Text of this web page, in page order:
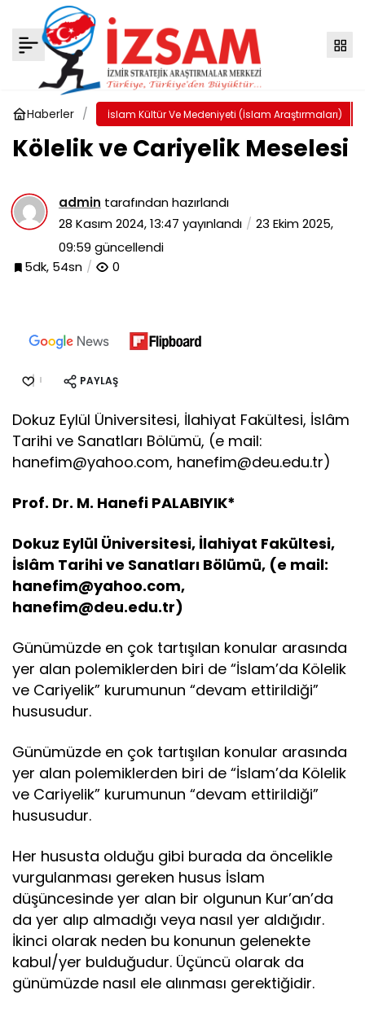
Haberler İslam Kültür Ve Medeniyeti (İslam Araştırmaları)
Kölelik ve Cariyelik Meselesi
admin tarafından hazırlandı
28 Kasım 2024, 13:47 yayınlandı
23 Ekim 2025,
09:59 güncellendi
5dk, 54sn
0
PAYLAŞ
Dokuz Eylül Üniversitesi, İlahiyat Fakültesi, İslâm
Tarihi ve Sanatları Bölümü, (e mail:
hanefim@yahoo.com, hanefim@deu.edu.tr)
Prof. Dr. M. Hanefi PALABIYIK*
Dokuz Eylül Üniversitesi, İlahiyat Fakültesi,
İslâm Tarihi ve Sanatları Bölümü, (e mail:
hanefim@yahoo.com,
hanefim@deu.edu.tr)
Günümüzde en çok tartışılan konular arasında
yer alan polemiklerden biri de “İslam’da Kölelik
ve Cariyelik” kurumunun “devam ettirildiği”
hususudur.
Günümüzde en çok tartışılan konular arasında
yer alan polemiklerden biri de “İslam’da Kölelik
ve Cariyelik” kurumunun “devam ettirildiği”
hususudur.
Her hususta olduğu gibi burada da öncelikle
vurgulanması gereken husus İslam
düşüncesinde yer alan bir olgunun Kur’an’da
da yer alıp almadığı veya nasıl yer aldığıdır.
İkinci olarak neden bu konunun gelenekte
kabul/yer bulduğudur. Üçüncü olarak da
günümüzde nasıl ele alınması gerektiğidir.
Çok Evlilik Meselesi ve Hz. Peygamber’in
Çok Evliliği
Yorum Yap Paylaş